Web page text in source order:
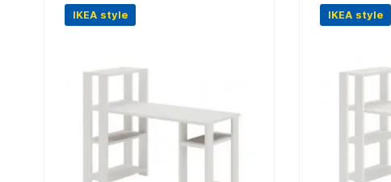
IKEA style IKEA style